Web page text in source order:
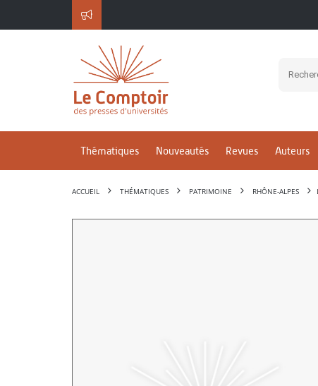
Thématiques Nouveautés Revues Auteurs
ACCUEIL THÉMATIQUES PATRIMOINE RHÔNE-ALPES